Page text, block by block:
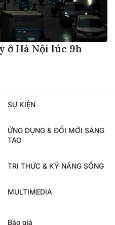
ở Hà Nội lúc 9h
SỰ KIỆN
ỨNG DỤNG & ĐỔI MỚI SÁNG
TẠO
TRI THỨC & KỸ NĂNG SỐNG
MULTIMEDIA
Báo giá